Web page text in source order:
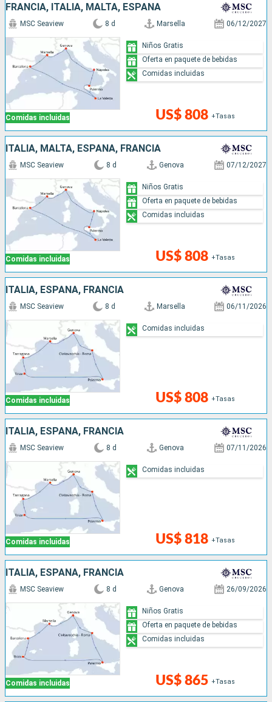
FRANCIA, ITALIA, MALTA, ESPAÑA
Comidas incluidas
MSC Seaview 8 d Marsella 06/12/2027
US$ 808 +Tasas
Niños Gratis
Oferta en paquete de bebidas
Comidas incluidas
ITALIA, MALTA, ESPAÑA, FRANCIA
Comidas incluidas
MSC Seaview 8 d Genova 07/12/2027
US$ 808 +Tasas
Niños Gratis
Oferta en paquete de bebidas
Comidas incluidas
ITALIA, ESPAÑA, FRANCIA
Comidas incluidas
MSC Seaview 8 d Marsella 06/11/2026
US$ 808 +Tasas
Comidas incluidas
ITALIA, ESPAÑA, FRANCIA
Comidas incluidas
MSC Seaview 8 d Genova 07/11/2026
US$ 818 +Tasas
Comidas incluidas
ITALIA, ESPAÑA, FRANCIA
Comidas incluidas
MSC Seaview 8 d Genova 26/09/2026
US$ 865 +Tasas
Niños Gratis
Oferta en paquete de bebidas
Comidas incluidas